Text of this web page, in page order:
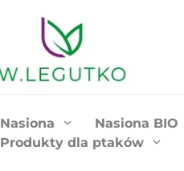
Nasiona Nasiona BIO
Produkty dla ptaków